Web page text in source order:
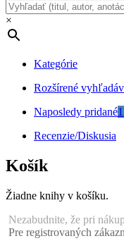
×
Kategórie
Rozšírené
Naposledy pridané
Recenzie/Diskusia
Košík
Žiadne knihy v košíku.
Nezabudnite, že pri
Pre registrovaných